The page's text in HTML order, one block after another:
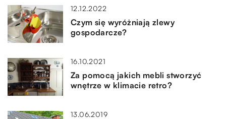
12.12.2022
Czym się wyróżniają zlewy
gospodarcze?
16.10.2021
Za pomocą jakich mebli stworzyć
wnętrze w klimacie retro?
13.06.2019